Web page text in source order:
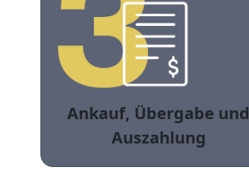
Ankauf, Übergabe und
Auszahlung